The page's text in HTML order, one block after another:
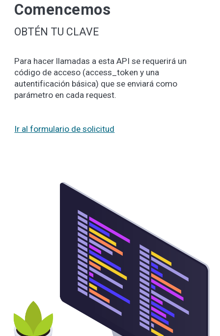
Comencemos
OBTÉN TU CLAVE
Para hacer llamadas a esta API se requerirá un
código de acceso (access_token y una
autentificación básica) que se enviará como
parámetro en cada request.
Ir al formulario de solicitud